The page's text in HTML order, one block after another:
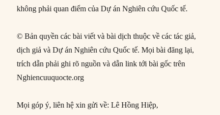
không phải quan điểm của Dự án Nghiên cứu Quốc tế.
© Bản quyền các bài viết và bài dịch thuộc về các tác giả,
dịch giả và Dự án Nghiên cứu Quốc tế. Mọi bài đăng lại,
trích dẫn phải ghi rõ nguồn và dẫn link tới bài gốc trên
Nghiencuuquocte.org
Mọi góp ý, liên hệ xin gửi về: Lê Hồng Hiệp,